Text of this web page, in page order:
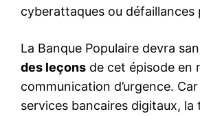
cyberattaques ou défaillances
La Banque Populaire devra
des leçons de cet épisode en
communication d’urgence.
services bancaires digitaux, la